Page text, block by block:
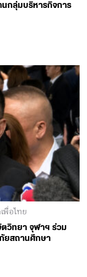
นกลุ่มบริหารกิจการ
พื่อไทย
ตวิทยา จุฬาฯ ร่วม
ยสถานศึกษา